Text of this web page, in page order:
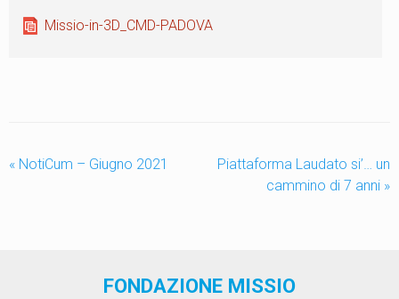
Missio-in-3D_CMD-PADOVA
« NotiCum – Giugno 2021
Piattaforma Laudato si’… un
cammino di 7 anni »
FONDAZIONE MISSIO